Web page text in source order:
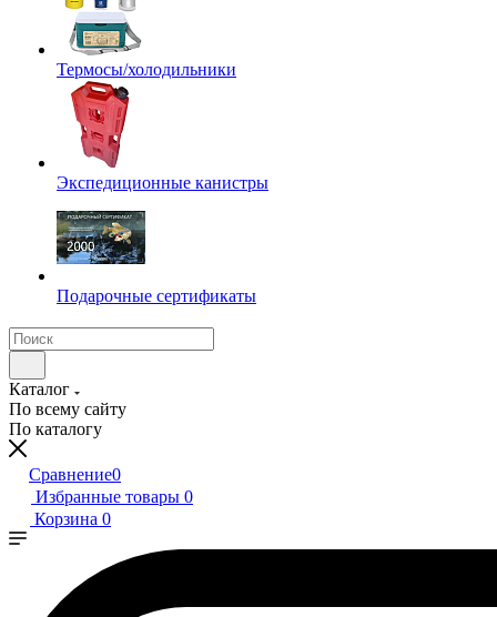
Термосы/холодильники
Экспедиционные канистры
Подарочные сертификаты
Каталог
По всему сайту
По каталогу
Сравнение0
Избранные товары 0
Корзина 0